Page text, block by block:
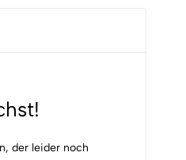
der leider noch